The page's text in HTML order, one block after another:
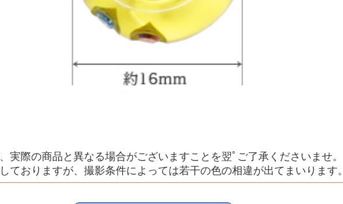
際の商品と異なる場合がございますことを翌ﾟご了承くださいませ。
おりますが、撮影条件によっては若干の色の相違が出てまいります。